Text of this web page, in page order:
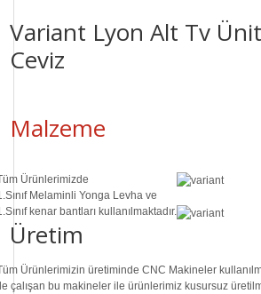
Variant Lyon Alt Tv
Ceviz
Malzeme
Ürünlerimizde
Melaminli Yonga Levha ve
kenar bantları kullanılmaktadır.
Üretim
Ürünlerimizin üretiminde CNC Makineler
çalışan bu makineler ile ürünlerimiz kusursuz